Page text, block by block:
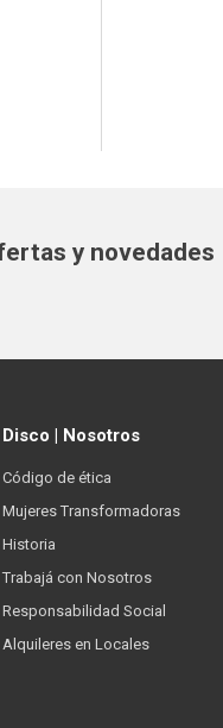
y novedades
Disco | Nosotros
Código de ética
Mujeres Transformadoras
Historia
Trabajá con Nosotros
Responsabilidad Social
Alquileres en Locales